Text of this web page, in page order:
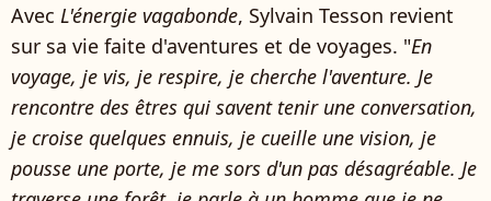
Avec L'énergie vagabonde, Sylvain Tesson revient
sur sa vie faite d'aventures et de voyages. "En
voyage, je vis, je respire, je cherche l'aventure. Je
rencontre des êtres qui savent tenir une conversation,
je croise quelques ennuis, je cueille une vision, je
pousse une porte, je me sors d'un pas désagréable. Je